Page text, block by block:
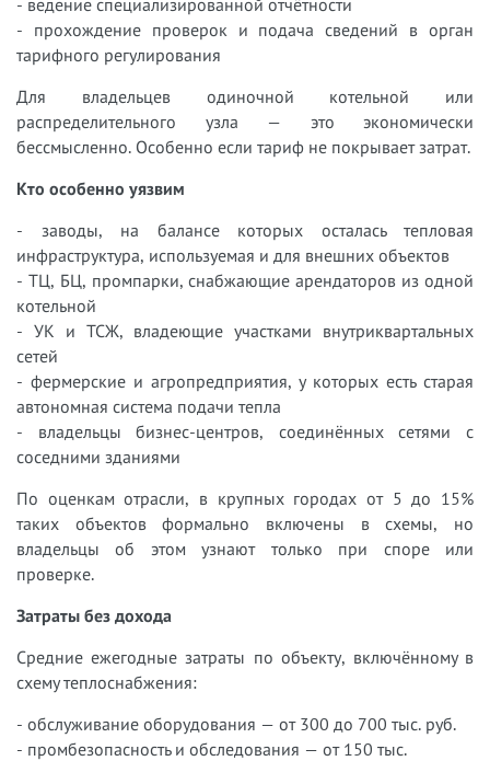
- прохождение проверок и подача сведений в орган
тарифного регулирования
Для владельцев одиночной котельной или
распределительного узла — это экономически
бессмысленно. Особенно если тариф не покрывает затрат.
Кто особенно уязвим
- заводы, на балансе которых осталась тепловая
инфраструктура, используемая и для внешних объектов
- ТЦ, БЦ, промпарки, снабжающие арендаторов из одной
котельной
- УК и ТСЖ, владеющие участками внутриквартальных
сетей
- фермерские и агропредприятия, у которых есть старая
автономная система подачи тепла
- владельцы бизнес-центров, соединённых сетями с
соседними зданиями
По оценкам отрасли, в крупных городах от 5 до 15%
таких объектов формально включены в схемы, но
владельцы об этом узнают только при споре или
проверке.
Затраты без дохода
Средние ежегодные затраты по объекту, включённому в
схему теплоснабжения:
- обслуживание оборудования — от 300 до 700 тыс. руб.
- промбезопасность и обследования — от 150 тыс.